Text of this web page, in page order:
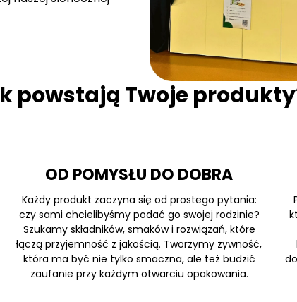
powstają Twoje
OD POMYSŁU DO DOBRA
Każdy produkt zaczyna się od prostego pytania:
czy sami chcielibyśmy podać go swojej rodzinie?
Szukamy składników, smaków i rozwiązań, które
łączą przyjemność z jakością. Tworzymy żywność,
która ma być nie tylko smaczna, ale też budzić
zaufanie przy każdym otwarciu opakowania.